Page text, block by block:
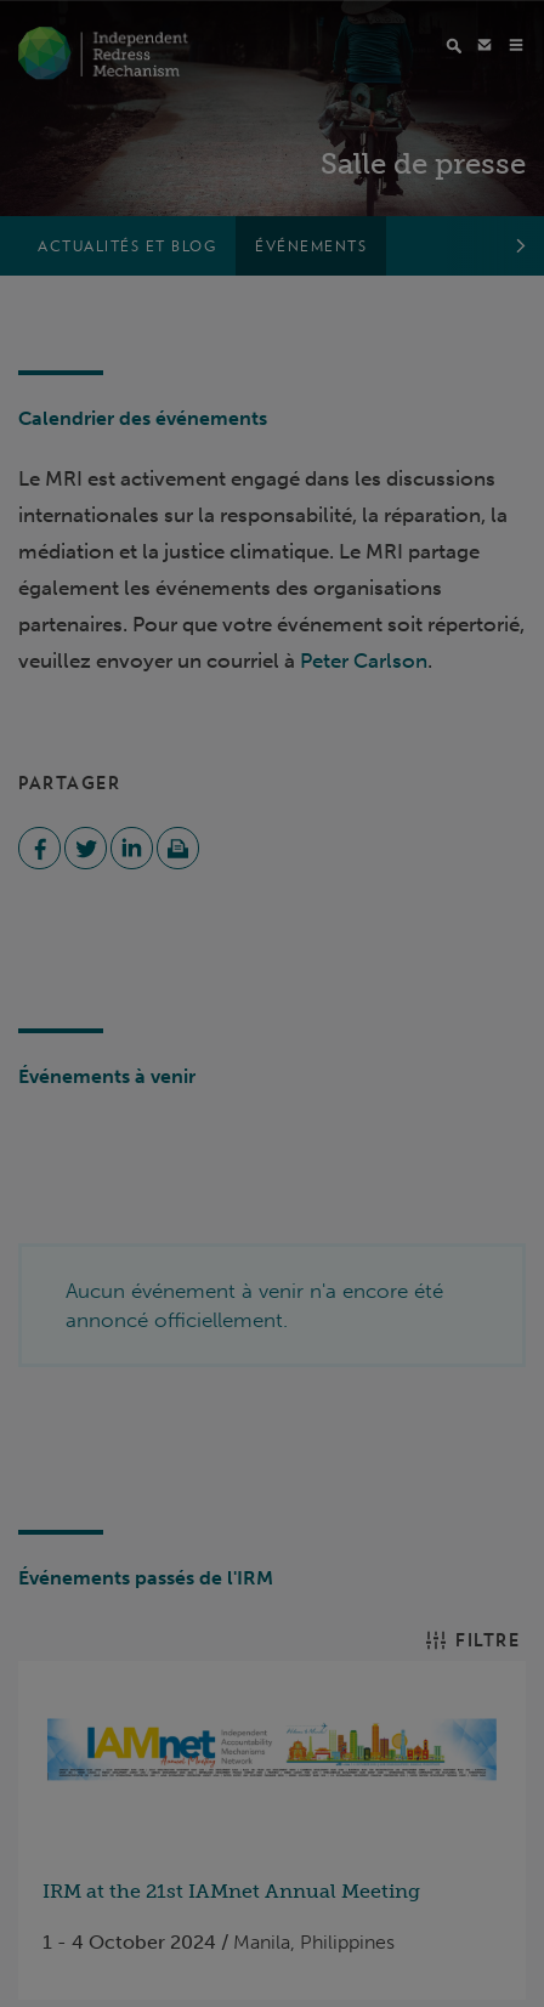
Salle de presse
ACTUALITÉS ET BLOG ÉVÉNEMENTS
Calendrier des événements
Le MRI est activement engagé dans les discussions
internationales sur la responsabilité, la réparation, la
médiation et la justice climatique. Le MRI partage
également les événements des organisations
partenaires. Pour que votre événement soit répertorié,
veuillez envoyer un courriel à Peter Carlson.
PARTAGER
Événements à venir
Aucun événement à venir n'a encore été
annoncé officiellement.
Événements passés de l'IRM
FILTRE
IRM at the 21st IAMnet Annual Meeting
1 - 4 October 2024 / Manila, Philippines